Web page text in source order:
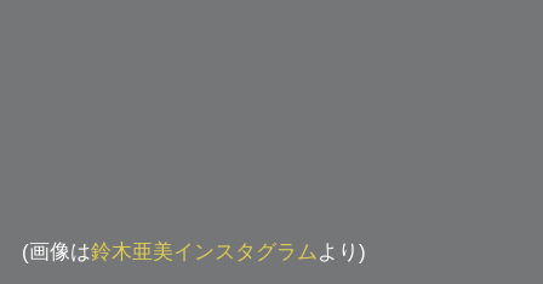
(画像は鈴木亜美インスタグラムより)